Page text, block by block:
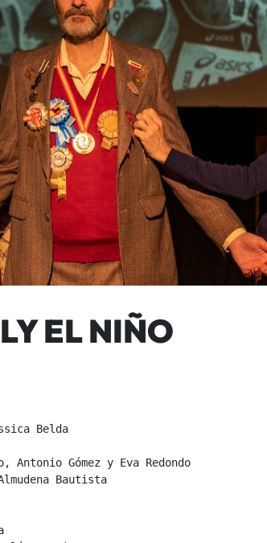
EL NIÑO
Belda
Gómez y Eva Redondo
Bautista